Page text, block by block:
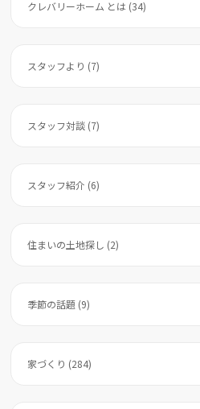
クレバリーホーム とは (34)
スタッフより (7)
スタッフ対談 (7)
スタッフ紹介 (6)
住まいの土地探し (2)
季節の話題 (9)
家づくり (284)